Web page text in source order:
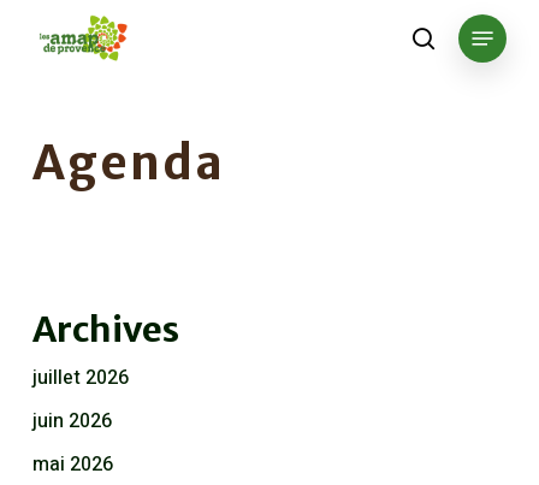
search
Menu
Agenda
Archives
juillet 2026
juin 2026
mai 2026